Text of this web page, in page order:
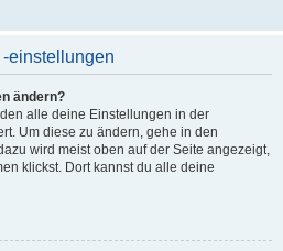
einstellungen
ändern?
alle deine Einstellungen in der
Um diese zu ändern, gehe in den
wird meist oben auf der Seite angezeigt,
klickst. Dort kannst du alle deine